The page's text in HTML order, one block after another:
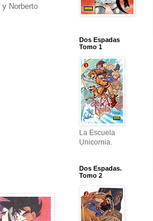
Norberto
Dos Espadas
Tomo 1
La Escuela
Unicornia.
Dos Espadas.
Tomo 2